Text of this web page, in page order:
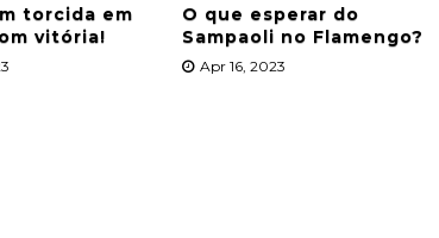
torcida em
vitória!
O que esperar do
Sampaoli no Flamengo?
Apr 16, 2023